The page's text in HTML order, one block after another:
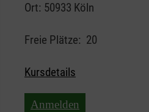
Ort: 50933 Köln
Freie Plätze: 20
Kursdetails
Anmelden